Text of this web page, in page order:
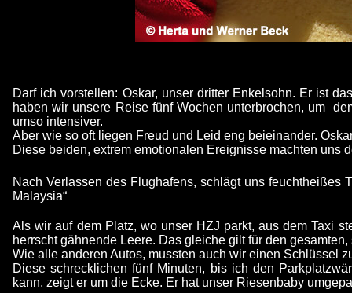
Darf ich vorstellen: Oskar, unser dritter Enkelsohn. Er ist
haben wir unsere Reise fünf Wochen unterbrochen, um
umso intensiver.
Aber wie so oft liegen Freud und Leid eng beieinander.
Diese beiden, extrem emotionalen Ereignisse machten uns
Nach Verlassen des Flughafens, schlägt uns
Malaysia“
Als wir auf dem Platz, wo unser HZJ parkt, aus dem Taxi
herrscht gähnende Leere. Das gleiche gilt für den
Wie alle anderen Autos, mussten auch wir einen Schlüssel
Diese schrecklichen fünf Minuten, bis ich den
kann, zeigt er um die Ecke. Er hat unser Riesenbaby